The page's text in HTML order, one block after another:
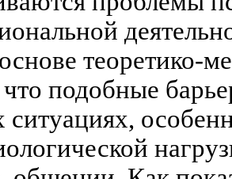
теоретико-
подобные
ситуациях,